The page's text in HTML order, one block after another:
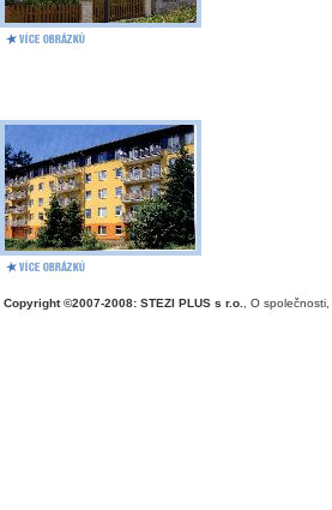
Copyright ©2007-2008: STEZI PLUS s r.o. O společnosti